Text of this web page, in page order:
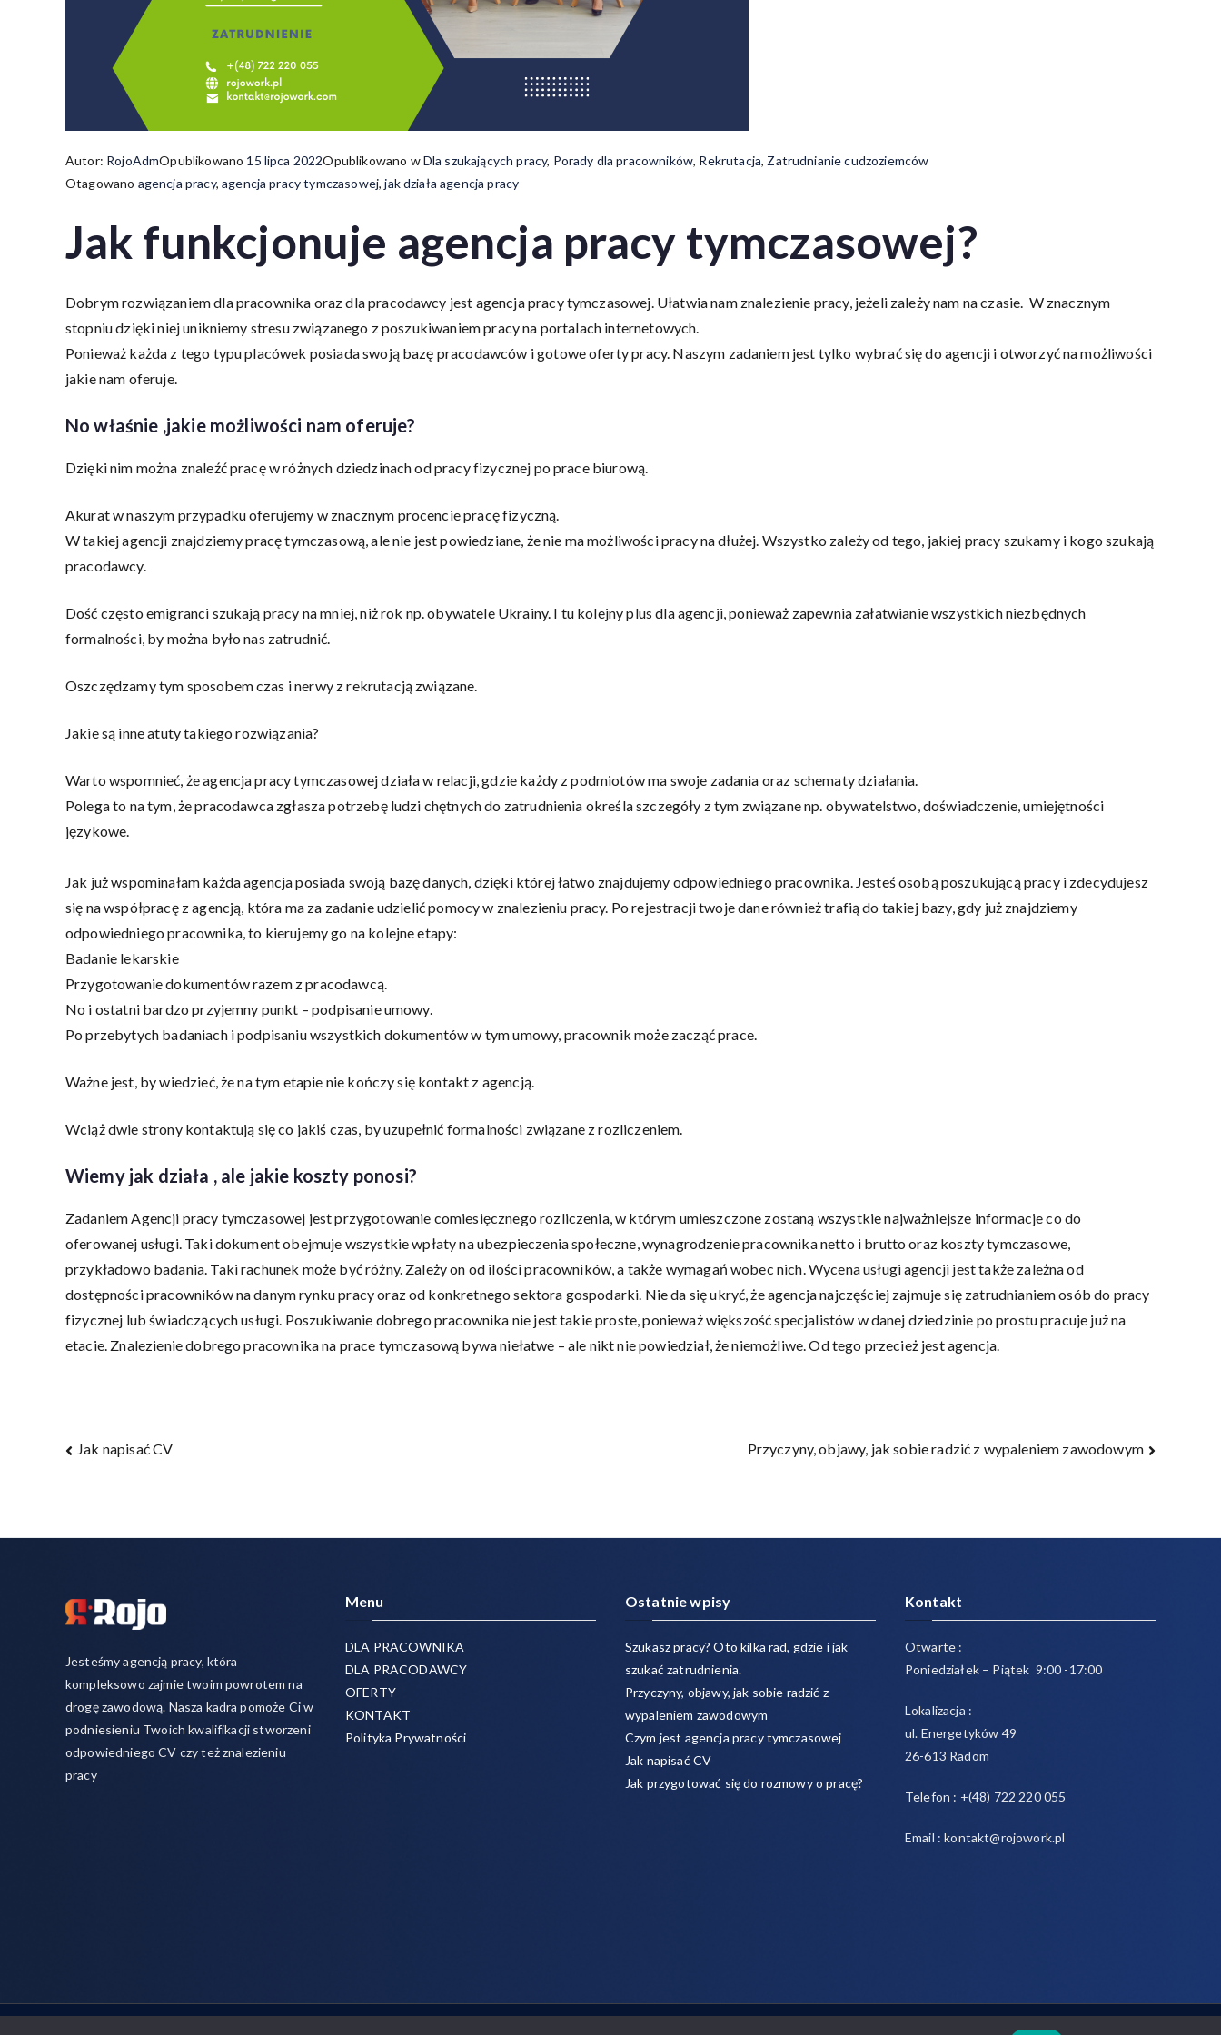
Autor: RojoAdmOpublikowano 15 lipca 2022Opublikowano wDla szukających pracy, Porady dla pracowników, Rekrutacja, Zatrudnianie cudzoziemców
Otagowano agencja pracy,agencja pracy tymczasowej,jak działa agencja pracy
Jak funkcjonuje agencja pracy tymczasowej?
Dobrym rozwiązaniem dla pracownika oraz dla pracodawcy jest agencja pracy tymczasowej. Ułatwia nam znalezienie pracy, jeżeli zależy nam na czasie. W znacznym
stopniu dzięki niej unikniemy stresu związanego z poszukiwaniem pracy na portalach internetowych.
Ponieważ każda z tego typu placówek posiada swoją bazę pracodawców i gotowe oferty pracy. Naszym zadaniem jest tylko wybrać się do agencji i otworzyć na możliwości
jakie nam oferuje.
No właśnie ,jakie możliwości nam oferuje?
Dzięki nim można znaleźć pracę w różnych dziedzinach od pracy fizycznej po prace biurową.
Akurat w naszym przypadku oferujemy w znacznym procencie pracę fizyczną.
W takiej agencji znajdziemy pracę tymczasową, ale nie jest powiedziane, że nie ma możliwości pracy na dłużej. Wszystko zależy od tego, jakiej pracy szukamy i kogo szukają
pracodawcy.
Dość często emigranci szukają pracy na mniej, niż rok np. obywatele Ukrainy. I tu kolejny plus dla agencji, ponieważ zapewnia załatwianie wszystkich niezbędnych
formalności, by można było nas zatrudnić.
Oszczędzamy tym sposobem czas i nerwy z rekrutacją związane.
Jakie są inne atuty takiego rozwiązania?
Warto wspomnieć, że agencja pracy tymczasowej działa w relacji, gdzie każdy z podmiotów ma swoje zadania oraz schematy działania.
Polega to na tym, że pracodawca zgłasza potrzebę ludzi chętnych do zatrudnienia określa szczegóły z tym związane np. obywatelstwo, doświadczenie, umiejętności
językowe.
Jak już wspominałam każda agencja posiada swoją bazę danych, dzięki której łatwo znajdujemy odpowiedniego pracownika. Jesteś osobą poszukującą pracy i zdecydujesz
się na współpracę z agencją, która ma za zadanie udzielić pomocy w znalezieniu pracy. Po rejestracji twoje dane również trafią do takiej bazy, gdy już znajdziemy
odpowiedniego pracownika, to kierujemy go na kolejne etapy:
Badanie lekarskie
Przygotowanie dokumentów razem z pracodawcą.
No i ostatni bardzo przyjemny punkt – podpisanie umowy.
Po przebytych badaniach i podpisaniu wszystkich dokumentów w tym umowy, pracownik może zacząć prace.
Ważne jest, by wiedzieć, że na tym etapie nie kończy się kontakt z agencją.
Wciąż dwie strony kontaktują się co jakiś czas, by uzupełnić formalności związane z rozliczeniem.
Wiemy jak działa , ale jakie koszty ponosi?
Zadaniem Agencji pracy tymczasowej jest przygotowanie comiesięcznego rozliczenia, w którym umieszczone zostaną wszystkie najważniejsze informacje co do
oferowanej usługi. Taki dokument obejmuje wszystkie wpłaty na ubezpieczenia społeczne, wynagrodzenie pracownika netto i brutto oraz koszty tymczasowe,
przykładowo badania. Taki rachunek może być różny. Zależy on od ilości pracowników, a także wymagań wobec nich. Wycena usługi agencji jest także zależna od
dostępności pracowników na danym rynku pracy oraz od konkretnego sektora gospodarki. Nie da się ukryć, że agencja najczęściej zajmuje się zatrudnianiem osób do pracy
fizycznej lub świadczących usługi. Poszukiwanie dobrego pracownika nie jest takie proste, ponieważ większość specjalistów w danej dziedzinie po prostu pracuje już na
etacie. Znalezienie dobrego pracownika na prace tymczasową bywa niełatwe – ale nikt nie powiedział, że niemożliwe. Od tego przecież jest agencja.
Nawigacja
Jak napisać CV Przyczyny, objawy, jak sobie radzić z wypaleniem zawodowym
Jesteśmy agencją pracy, która
kompleksowo zajmie twoim powrotem na
drogę zawodową. Nasza kadra pomoże Ci w
podniesieniu Twoich kwalifikacji stworzeni
odpowiedniego CV czy też znalezieniu
pracy
Menu
DLA PRACOWNIKA
DLA PRACODAWCY
OFERTY
KONTAKT
Polityka Prywatności
Ostatnie wpisy
Szukasz pracy? Oto kilka rad, gdzie i jak
szukać zatrudnienia.
Przyczyny, objawy, jak sobie radzić z
wypaleniem zawodowym
Czym jest agencja pracy tymczasowej
Jak napisać CV
Jak przygotować się do rozmowy o pracę?
Kontakt
Otwarte :
Poniedziałek – Piątek 9:00 -17:00
Lokalizacja :
ul. Energetyków 49
26-613 Radom
Telefon : +(48) 722 220 055
Email : kontakt@rojowork.pl